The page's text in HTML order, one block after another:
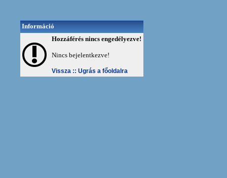
Információ
Hozzáférés nincs engedélyezve!
Nincs bejelentkezve!
Vissza :: Ugrás a főoldalra